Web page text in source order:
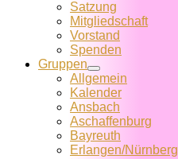
Satzung
Mitglied­schaft
Vorstand
Spenden
Gruppen
Allgemein
Kalender
Ansbach
Aschaffenburg
Bayreuth
Erlangen/Nürnberg